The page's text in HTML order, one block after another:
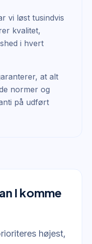
vi løst tusindvis
kvalitet,
i hvert
at alt
normer og
på udført
I komme
højest,